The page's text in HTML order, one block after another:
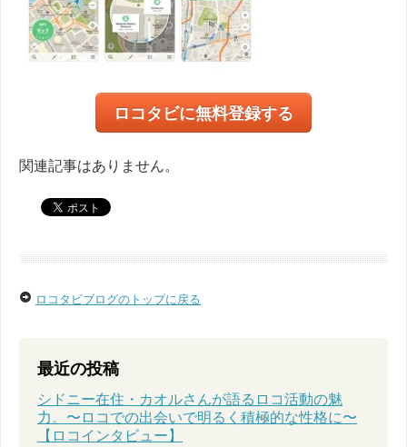
ロコタビに無料登録する
関連記事はありません。
ロコタビブログのトップに戻る
最近の投稿
シドニー在住・カオルさんが語るロコ活動の魅
力。〜ロコでの出会いで明るく積極的な性格に〜
【ロコインタビュー】